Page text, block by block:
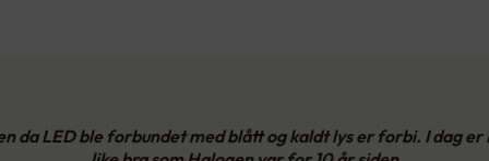
da LED ble forbundet med blått og kaldt lys er forbi. I dag er